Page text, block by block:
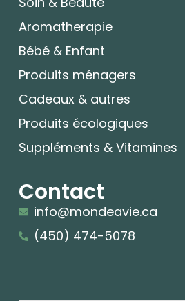
Aromatherapie
Bébé & Enfant
Produits ménagers
Cadeaux & autres
Produits écologiques
Suppléments & Vitamines
Contact
info@mondeavie.ca
(450) 474-5078